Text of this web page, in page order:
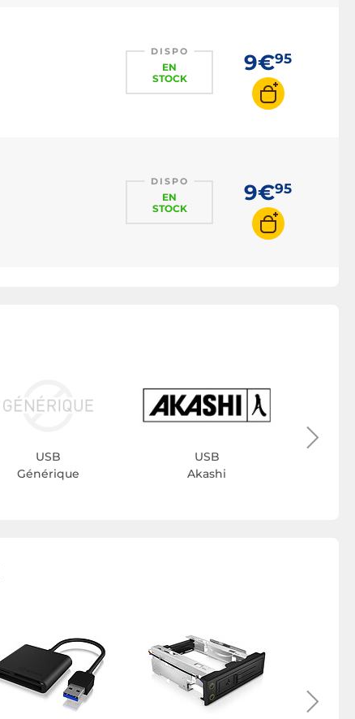
Chargeur USB
Extendeur USB
Switch USB
DISPO
EN
STOCK
9€95
DISPO
EN
STOCK
9€95
USB
Générique
USB
Akashi